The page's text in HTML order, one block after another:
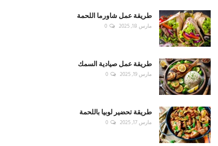
طريقة عمل شاورما اللحمة
مارس 18, 2025 0
طريقة عمل صيادية السمك
مارس 19, 2025 0
طريقة تحضير لوبيا باللحمة
مارس 17, 2025 0